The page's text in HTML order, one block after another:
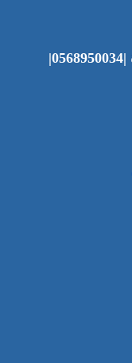
شركة تنظيف كنب في الفجيرة |0568950034|